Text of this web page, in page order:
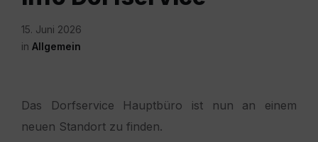
15. Juni 2026
in Allgemein
Das Dorfservice Hauptbüro ist nun an einem
neuen Standort zu finden.